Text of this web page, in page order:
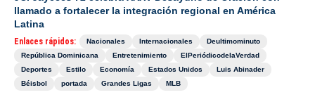
llamado a fortalecer la integración regional en América
Latina
Enlaces rápidos: Nacionales Internacionales
Deultimominuto
República Dominicana
Entretenimiento
ElPeriódicodelaVerdad
Deportes
Estilo Economía Estados Unidos
Luis Abinader
Béisbol
portada Grandes Ligas MLB